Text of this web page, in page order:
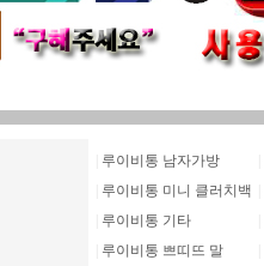
루이비통 남자가방
루이비통 미니 클러치백
루이비통 기타
루이비통 쁘띠뜨 말